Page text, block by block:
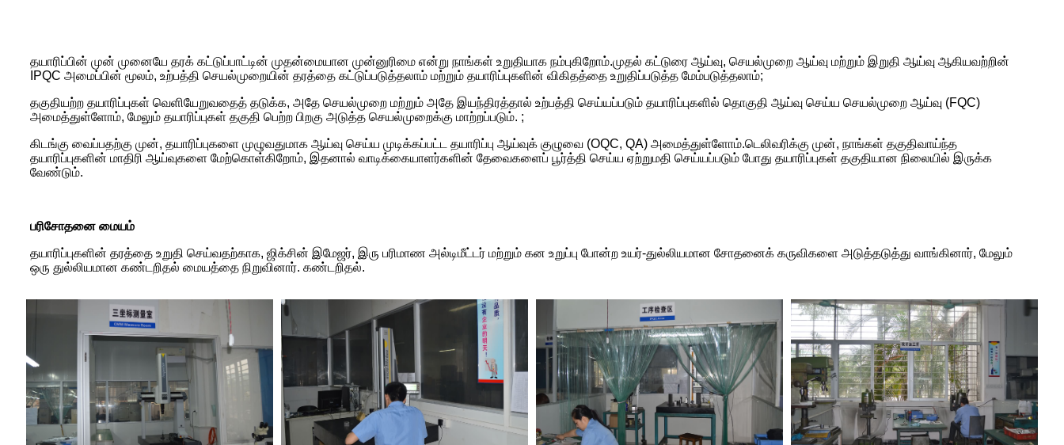
தயாரிப்பின் முன் முனையே தரக் கட்டுப்பாட்டின் முதன்மையான முன்னுரிமை என்று நாங்கள் உறுதியாக நம்புகிறோம்.முதல் கட்டுரை ஆய்வு, செயல்முறை ஆய்வு மற்றும் இறுதி ஆய்வு ஆகியவற்றின்
IPQC அமைப்பின் மூலம், உற்பத்தி செயல்முறையின் தரத்தை கட்டுப்படுத்தலாம் மற்றும் தயாரிப்புகளின் விகிதத்தை உறுதிப்படுத்த மேம்படுத்தலாம்;
தகுதியற்ற தயாரிப்புகள் வெளியேறுவதைத் தடுக்க, அதே செயல்முறை மற்றும் அதே இயந்திரத்தால் உற்பத்தி செய்யப்படும் தயாரிப்புகளில் தொகுதி ஆய்வு செய்ய செயல்முறை ஆய்வு (FQC)
அமைத்துள்ளோம், மேலும் தயாரிப்புகள் தகுதி பெற்ற பிறகு அடுத்த செயல்முறைக்கு மாற்றப்படும். ;
கிடங்கு வைப்பதற்கு முன், தயாரிப்புகளை முழுவதுமாக ஆய்வு செய்ய முடிக்கப்பட்ட தயாரிப்பு ஆய்வுக் குழுவை (OQC, QA) அமைத்துள்ளோம்.டெலிவரிக்கு முன், நாங்கள் தகுதிவாய்ந்த
தயாரிப்புகளின் மாதிரி ஆய்வுகளை மேற்கொள்கிறோம், இதனால் வாடிக்கையாளர்களின் தேவைகளைப் பூர்த்தி செய்ய ஏற்றுமதி செய்யப்படும் போது தயாரிப்புகள் தகுதியான நிலையில் இருக்க
வேண்டும்.
பரிசோதனை மையம்
தயாரிப்புகளின் தரத்தை உறுதி செய்வதற்காக, ஜிக்சின் இமேஜர், இரு பரிமாண அல்டிமீட்டர் மற்றும் கன உறுப்பு போன்ற உயர்-துல்லியமான சோதனைக் கருவிகளை அடுத்தடுத்து வாங்கினார், மேலும்
ஒரு துல்லியமான கண்டறிதல் மையத்தை நிறுவினார். கண்டறிதல்.